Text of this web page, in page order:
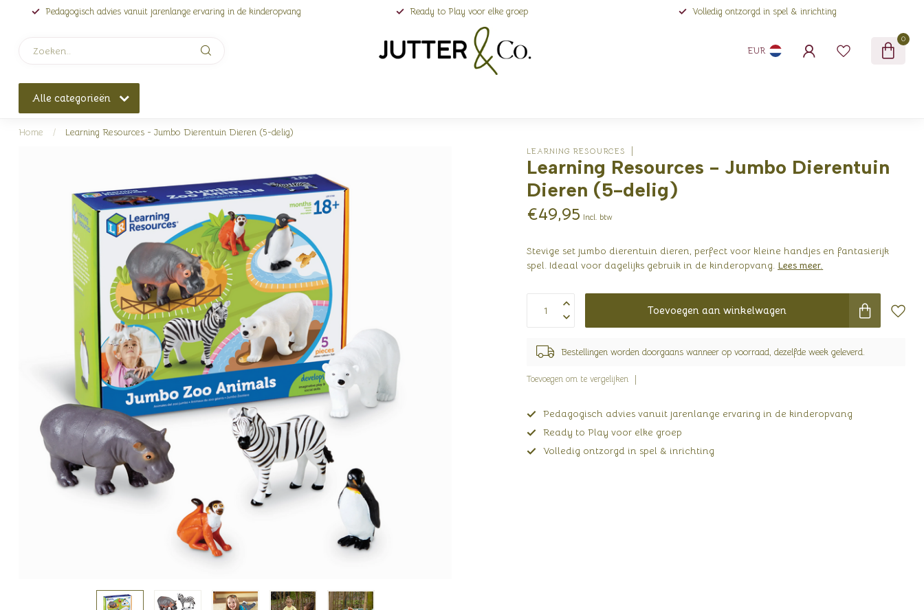
Pedagogisch advies vanuit jarenlange ervaring in de kinderopvang Ready to Play voor elke groep Volledig ontzorgd in spel & inrichting
EUR
0
Alle categorieën
Home / Learning Resources - Jumbo Dierentuin Dieren (5-delig)
LEARNING RESOURCES
Learning Resources - Jumbo Dierentuin
Dieren (5-delig)
€49,95 Incl. btw
Stevige set jumbo dierentuin dieren, perfect voor kleine handjes en fantasierijk
spel. Ideaal voor dagelijks gebruik in de kinderopvang. Lees meer.
Toevoegen aan winkelwagen
Bestellingen worden doorgaans wanneer op voorraad, dezelfde week geleverd.
Toevoegen om te vergelijken
Pedagogisch advies vanuit jarenlange ervaring in de kinderopvang
Ready to Play voor elke groep
Volledig ontzorgd in spel & inrichting